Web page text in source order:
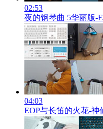
02:53
夜的钢琴曲 5华丽版-
04:03
EOP与长笛的火花-